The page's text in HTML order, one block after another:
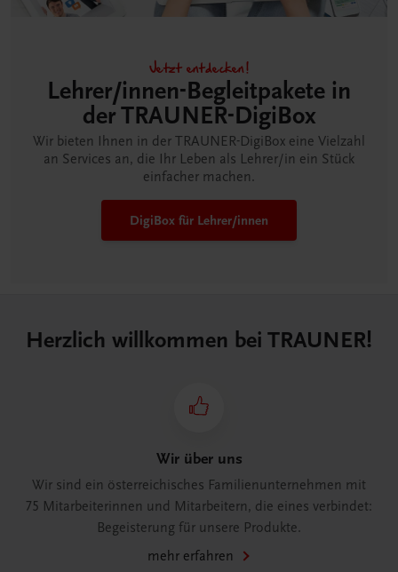
Jetzt entdecken!
Lehrer/innen-Begleitpakete in
der TRAUNER-DigiBox
Wir bieten Ihnen in der TRAUNER-DigiBox eine Vielzahl
an Services an, die Ihr Leben als Lehrer/in ein Stück
einfacher machen.
DigiBox für Lehrer/innen
Herzlich willkommen bei TRAUNER!
Wir über uns
Wir sind ein österreichisches Familienunternehmen mit
75 Mitarbeiterinnen und Mitarbeitern, die eines verbindet:
Begeisterung für unsere Produkte.
mehr erfahren